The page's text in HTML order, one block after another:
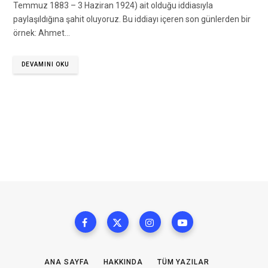
Temmuz 1883 – 3 Haziran 1924) ait olduğu iddiasıyla
paylaşıldığına şahit oluyoruz. Bu iddiayı içeren son günlerden bir
örnek: Ahmet…
DEVAMINI OKU
ANA SAYFA HAKKINDA TÜM YAZILAR